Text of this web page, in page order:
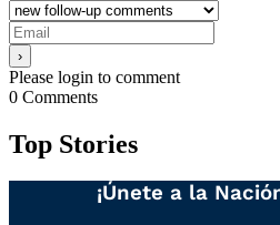
Please login to comment
0 Comments
Top Stories
¡Únete a la